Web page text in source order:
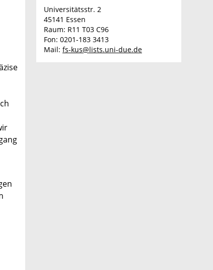
Universitätsstr. 2
45141 Essen
Raum: R11 T03 C96
Fon: 0201-183 3413
Mail: fs-kus@lists.uni-due.de